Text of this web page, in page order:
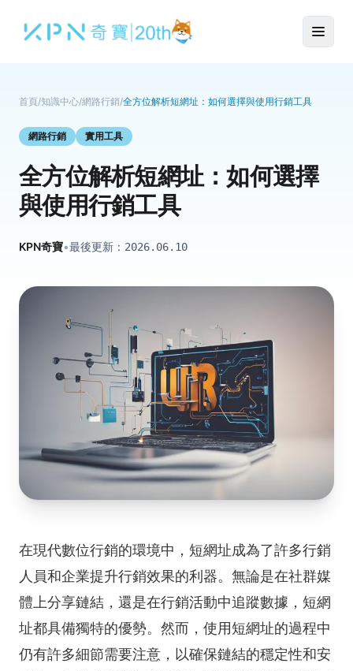
首頁/知識中心/網路行銷/全方位解析短網址：如何選擇與使用行銷工具
網路行銷 實用工具
全方位解析短網址：如何選擇
與使用行銷工具
KPN奇寶•最後更新： 2026.06.10
在現代數位行銷的環境中，短網址成為了許多行銷
人員和企業提升行銷效果的利器。無論是在社群媒
體上分享鏈結，還是在行銷活動中追蹤數據，短網
址都具備獨特的優勢。然而，使用短網址的過程中
仍有許多細節需要注意，以確保鏈結的穩定性和安